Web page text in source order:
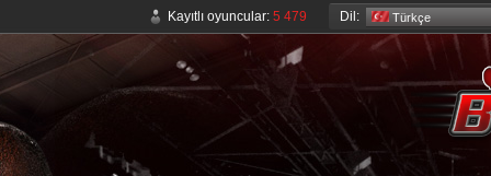
Kayıtlı oyuncular: 5 479 Dil: Türkçe